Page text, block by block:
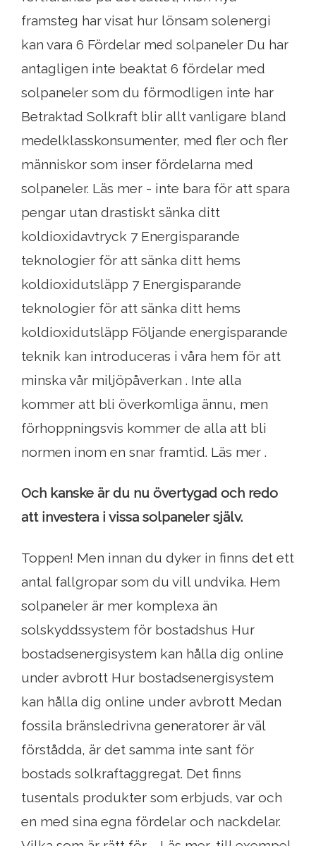
framsteg har visat hur lönsam solenergi
kan vara 6 Fördelar med solpaneler Du har
antagligen inte beaktat 6 fördelar med
solpaneler som du förmodligen inte har
Betraktad Solkraft blir allt vanligare bland
medelklasskonsumenter, med fler och fler
människor som inser fördelarna med
solpaneler. Läs mer - inte bara för att spara
pengar utan drastiskt sänka ditt
koldioxidavtryck 7 Energisparande
teknologier för att sänka ditt hems
koldioxidutsläpp 7 Energisparande
teknologier för att sänka ditt hems
koldioxidutsläpp Följande energisparande
teknik kan introduceras i våra hem för att
minska vår miljöpåverkan . Inte alla
kommer att bli överkomliga ännu, men
förhoppningsvis kommer de alla att bli
normen inom en snar framtid. Läs mer .
Och kanske är du nu övertygad och redo
att investera i vissa solpaneler själv.
Toppen! Men innan du dyker in finns det ett
antal fallgropar som du vill undvika. Hem
solpaneler är mer komplexa än
solskyddssystem för bostadshus Hur
bostadsenergisystem kan hålla dig online
under avbrott Hur bostadsenergisystem
kan hålla dig online under avbrott Medan
fossila bränsledrivna generatorer är väl
förstådda, är det samma inte sant för
bostads solkraftaggregat. Det finns
tusentals produkter som erbjuds, var och
en med sina egna fördelar och nackdelar.